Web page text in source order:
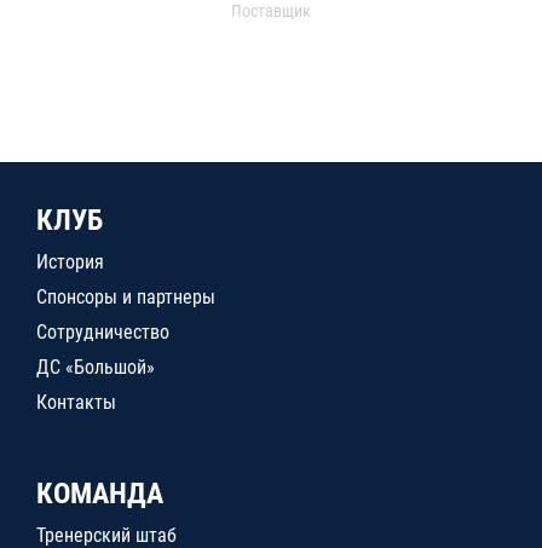
Поставщик
КЛУБ
История
Спонсоры и партнеры
Сотрудничество
ДС «Большой»
Контакты
КОМАНДА
Тренерский штаб